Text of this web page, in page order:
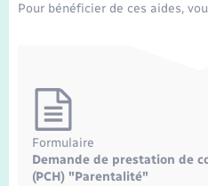
Pour bénéficier de ces aides,
Formulaire
Demande de prestation de
(PCH) "Parentalité"